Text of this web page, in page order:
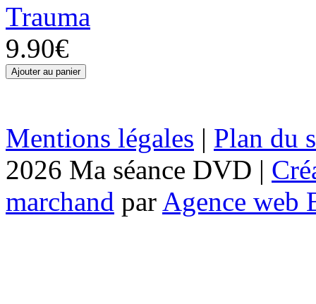
Trauma
9.90€
Mentions légales | Plan du
2026 Ma séance DVD |
marchand par Agence web